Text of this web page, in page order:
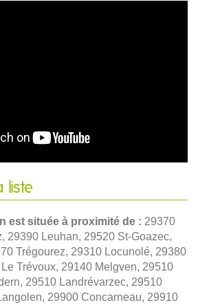
liste
est située à proximité de : 29370
29390 Leuhan, 29520 St-Goazec,
Trégourez, 29310 Locunolé, 29380
Trévoux, 29140 Melgven, 29510
29510 Landrévarzec, 29510
29900 Concarneau, 29910